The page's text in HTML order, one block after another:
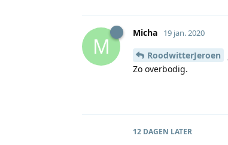
M
Micha 19 jan. 2020
RoodwitterJeroen
Zo overbodig.
12 DAGEN LATER